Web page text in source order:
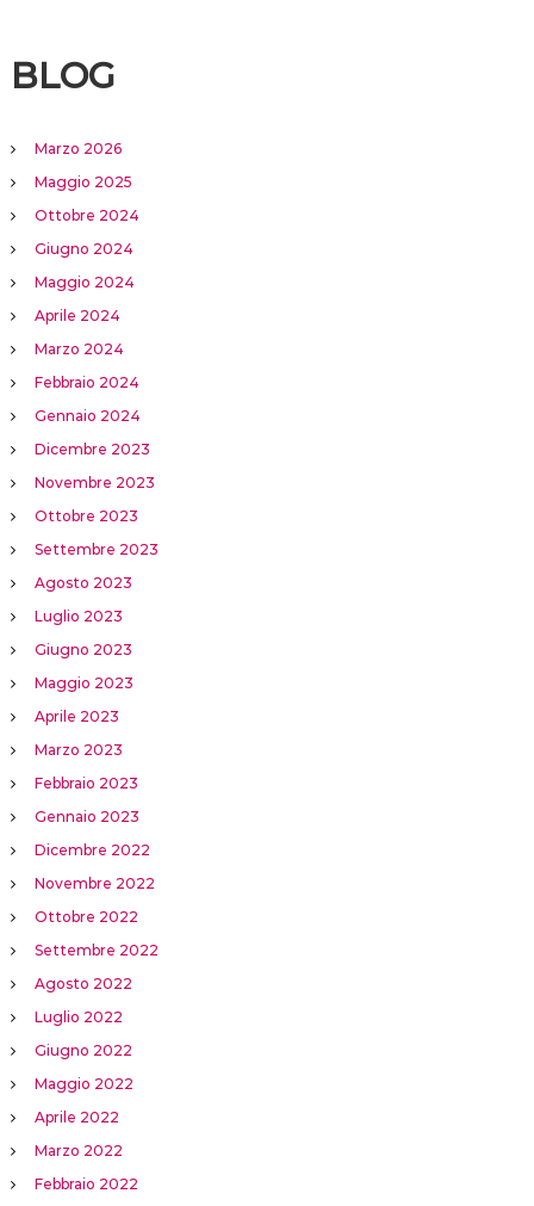
BLOG
Marzo 2026
Maggio 2025
Ottobre 2024
Giugno 2024
Maggio 2024
Aprile 2024
Marzo 2024
Febbraio 2024
Gennaio 2024
Dicembre 2023
Novembre 2023
Ottobre 2023
Settembre 2023
Agosto 2023
Luglio 2023
Giugno 2023
Maggio 2023
Aprile 2023
Marzo 2023
Febbraio 2023
Gennaio 2023
Dicembre 2022
Novembre 2022
Ottobre 2022
Settembre 2022
Agosto 2022
Luglio 2022
Giugno 2022
Maggio 2022
Aprile 2022
Marzo 2022
Febbraio 2022